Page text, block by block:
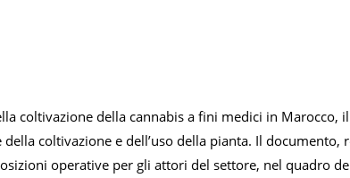
coltivazione della cannabis a fini medici in Marocco,
coltivazione e dell’uso della pianta. Il
operative per gli attori del settore, nel quadro